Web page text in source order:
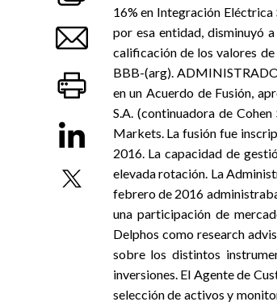
16% en Integración
por esa entidad, disminuyó
calificación de los valores
BBB-(arg).
en un Acuerdo de Fusión,
S.A. (continuadora de
Markets. La fusión fue
2016. La capacidad de
elevada rotación. La
febrero de 2016
una participación de
Delphos como research
sobre los distintos
inversiones. El Agente de
selección de activos y